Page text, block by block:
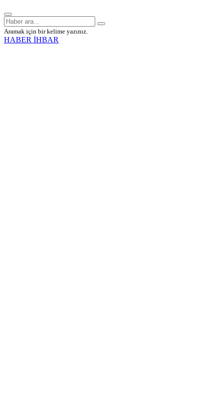
Aramak için bir kelime yazınız.
HABER İHBAR